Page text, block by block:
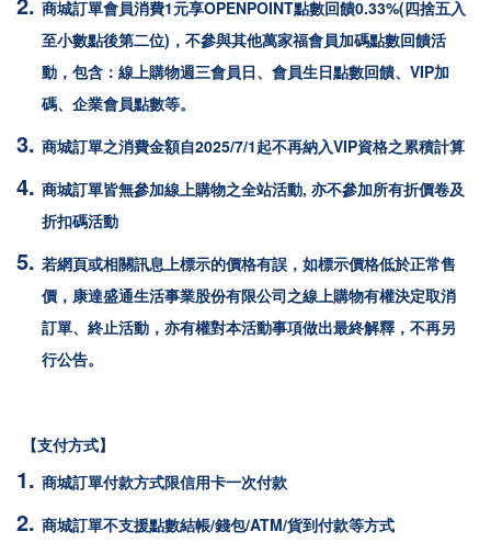
商城訂單會員消費1元享OPENPOINT點數回饋0.33%(四捨五入
至小數點後第二位)，不參與其他萬家福會員加碼點數回饋活
動，包含：線上購物週三會員日、會員生日點數回饋、VIP加
碼、企業會員點數等。
商城訂單之消費金額自2025/7/1起不再納入VIP資格之累積計算
商城訂單皆無參加線上購物之全站活動, 亦不參加所有折價卷及
折扣碼活動
若網頁或相關訊息上標示的價格有誤，如標示價格低於正常售
價，康達盛通生活事業股份有限公司之線上購物有權決定取消
訂單、終止活動，亦有權對本活動事項做出最終解釋，不再另
行公告。
【支付方式】
商城訂單付款方式限信用卡一次付款
商城訂單不支援點數結帳/錢包/ATM/貨到付款等方式